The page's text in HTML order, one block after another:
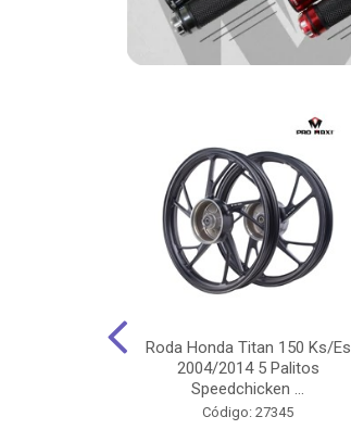
Roda Honda Titan 150 Ks/Es
2004/2014 5 Palitos
Speedchicken ...
Código: 27345